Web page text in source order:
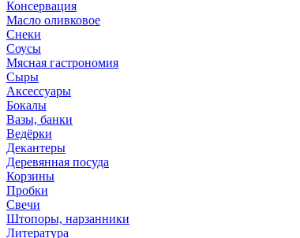
Консервация
Масло оливковое
Снеки
Соусы
Мясная гастрономия
Сыры
Аксессуары
Бокалы
Вазы, банки
Ведёрки
Декантеры
Деревянная посуда
Корзины
Пробки
Свечи
Штопоры, нарзанники
Литература